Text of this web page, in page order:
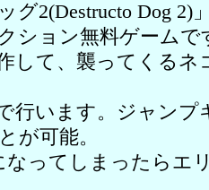
グ2(Destructo Dog
ション無料ゲームで
して、襲ってくるネ
行います。ジャンプ
が可能。
なってしまったらエ